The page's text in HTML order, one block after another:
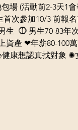
場 (活動前2-3天1會
次參加10/3 前報
生- ⓵ 男生70-83
資產 ❤年薪80-100
康想認真找對象